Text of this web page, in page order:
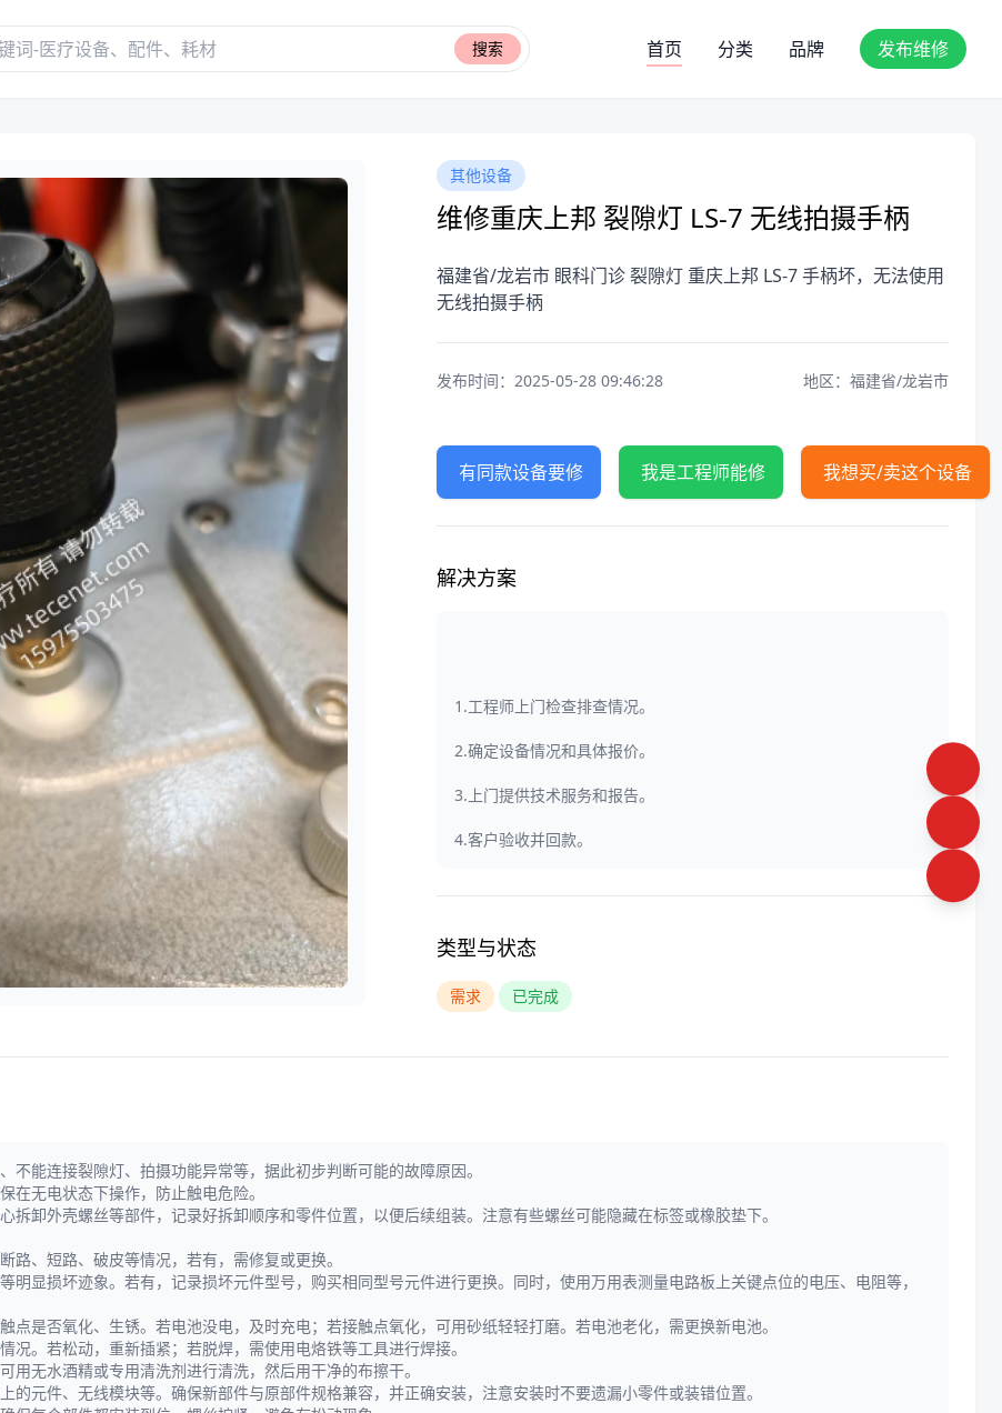
搜索 首页 分类 品牌 发布维修
其他设备
维修重庆上邦 裂隙灯 LS-7 无线拍摄手柄
福建省/龙岩市 眼科门诊 裂隙灯 重庆上邦 LS-7 手柄坏，无法使用
无线拍摄手柄
发布时间：2025-05-28 09:46:28 地区：福建省/龙岩市
有同款设备要修 我是工程师能修 我想买/卖这个设备
解决方案
1.工程师上门检查排查情况。
2.确定设备情况和具体报价。
3.上门提供技术服务和报告。
4.客户验收并回款。
类型与状态
需求 已完成
能连接裂隙灯、拍摄功能异常等，据此初步判断可能的故障原因。
在无电状态下操作，防止触电危险。
卸外壳螺丝等部件，记录好拆卸顺序和零件位置，以便后续组装。注意有些螺丝可能隐藏在标签或橡胶垫下。
、短路、破皮等情况，若有，需修复或更换。
显损坏迹象。若有，记录损坏元件型号，购买相同型号元件进行更换。同时，使用万用表测量电路板上关键点位的电压、电阻等，
是否氧化、生锈。若电池没电，及时充电；若接触点氧化，可用砂纸轻轻打磨。若电池老化，需更换新电池。
。若松动，重新插紧；若脱焊，需使用电烙铁等工具进行焊接。
无水酒精或专用清洗剂进行清洗，然后用干净的布擦干。
元件、无线模块等。确保新部件与原部件规格兼容，并正确安装，注意安装时不要遗漏小零件或装错位置。